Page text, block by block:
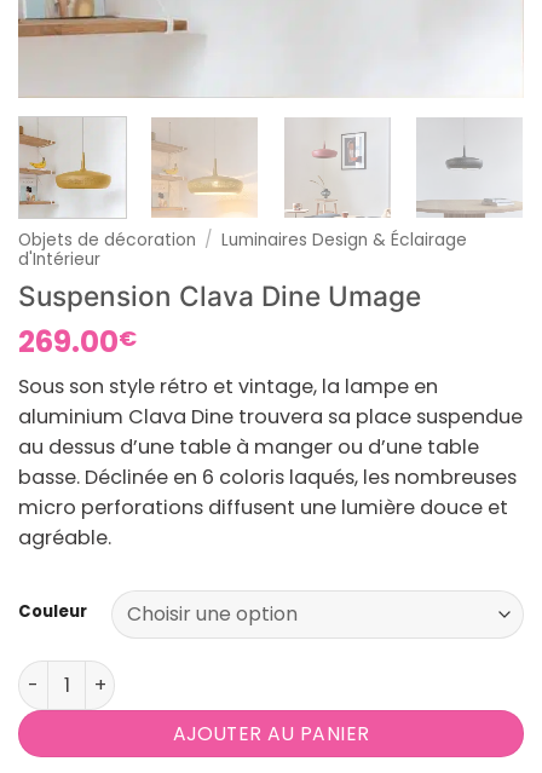
Objets de décoration / Luminaires Design & Éclairage
d'Intérieur
Suspension Clava Dine Umage
269.00€
Sous son style rétro et vintage, la lampe en
aluminium Clava Dine trouvera sa place suspendue
au dessus d’une table à manger ou d’une table
basse. Déclinée en 6 coloris laqués, les nombreuses
micro perforations diffusent une lumière douce et
agréable.
Couleur
quantité de Suspension Clava Dine Umage
AJOUTER AU PANIER